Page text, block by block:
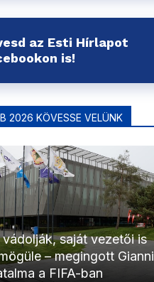
az Esti Hírlapot
is!
2026 KÖVESSE VELÜNK
vádolják, saját vezetői is
– megingott Gianni
a FIFA-ban